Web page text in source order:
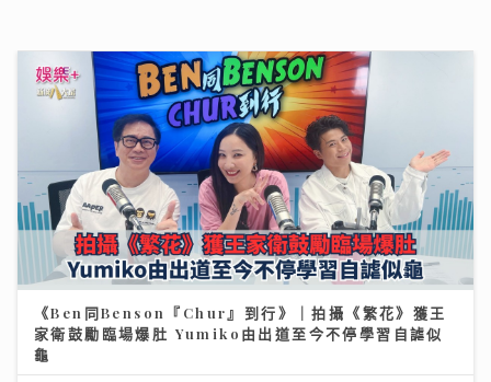
《勁爆樂勢力》｜谷婭溦立志做治癒系女歌手 兩晚關燈
躲進浴缸為新歌填詞
22/07/2026